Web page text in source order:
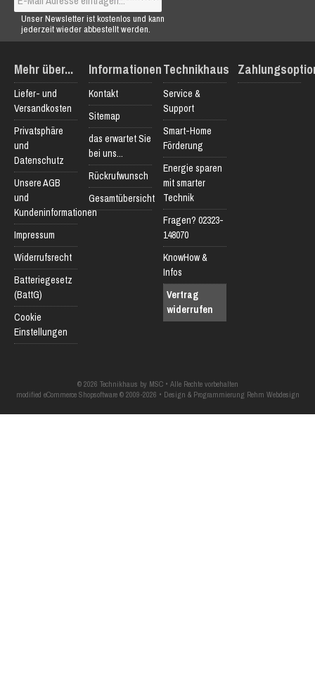
Unser Newsletter ist kostenlos und kann
jederzeit wieder abbestellt werden.
Mehr über...
Liefer- und
Versandkosten
Privatsphäre
und
Datenschutz
Unsere AGB
und
Kundeninformationen
Impressum
Widerrufsrecht
Batteriegesetz
(BattG)
Cookie
Einstellungen
Informationen
Kontakt
Sitemap
das erwartet Sie
bei uns...
Rückrufwunsch
Gesamtübersicht
Technikhaus
Service &
Support
Smart-Home
Förderung
Energie sparen
mit smarter
Technik
Fragen? 02323-
148070
KnowHow &
Infos
Vertrag
widerrufen
© 2026 Technikhaus by MSC • Alle Rechte vorbehalten
modified eCommerce Shopsoftware © 2009-2026 • Design & Programmierung Rehm Webdesign